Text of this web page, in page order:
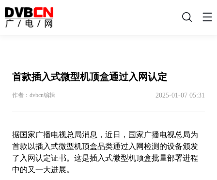
搜
首款插入式微型机顶盒通过入网认定
作者：dvbcn编辑 2025-01-07 05:31
据国家广播电视总局消息，近日，国家广播电视总局为
首款以插入式微型机顶盒品类通过入网检测的设备颁发
了入网认定证书。这是插入式微型机顶盒批量部署进程
中的又一大进展。